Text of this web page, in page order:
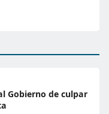
Gobierno de culpar